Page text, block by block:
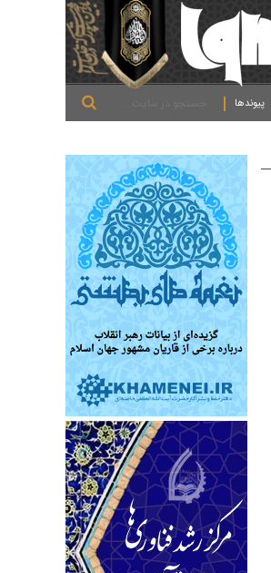
پیوندها